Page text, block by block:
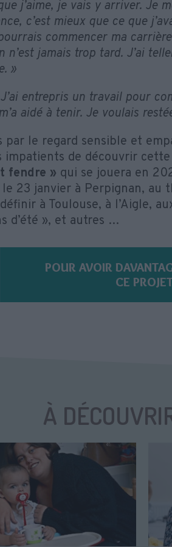
j’aime, je vais y arriver. Je
c’est mieux que ce que
commencer ma
n’est jamais trop tard. J’ai
»
entrepris un travail pour
aidé à tenir. Je voulais
par le regard sensible et
impatients de découvrir
fendre » qui se jouera en
le 23 janvier à Perpignan, au
à Toulouse, à l’Aigle,
d’été », et autres …
POUR AVOIR
CE
À